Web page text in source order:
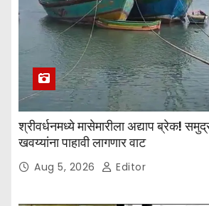
श्रीवर्धनमध्ये मासेमारीला अद्याप ब्रेक!
खवय्यांना पाहावी लागणार वाट
Aug 5, 2026 Editor